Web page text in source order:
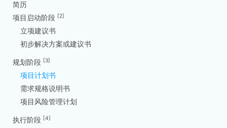
简历
项目启动阶段 [2]
立项建议书
初步解决方案或建议书
规划阶段 [3]
项目计划书
需求规格说明书
项目风险管理计划
执行阶段 [4]